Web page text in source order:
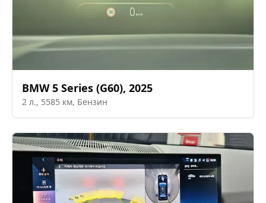
BMW 5 Series (G60), 2025
2 л., 5585 км, Бензин